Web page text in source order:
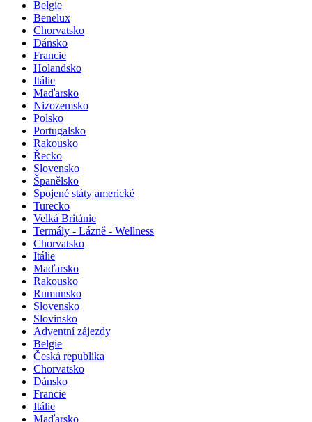
Belgie
Benelux
Chorvatsko
Dánsko
Francie
Holandsko
Itálie
Maďarsko
Nizozemsko
Polsko
Portugalsko
Rakousko
Řecko
Slovensko
Španělsko
Spojené státy americké
Turecko
Velká Británie
Termály - Lázně - Wellness
Chorvatsko
Itálie
Maďarsko
Rakousko
Rumunsko
Slovensko
Slovinsko
Adventní zájezdy
Belgie
Česká republika
Chorvatsko
Dánsko
Francie
Itálie
Maďarsko